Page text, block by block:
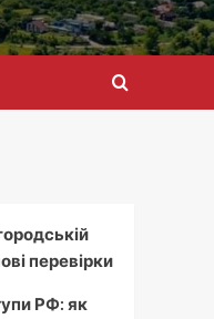
перевірки
РФ: як